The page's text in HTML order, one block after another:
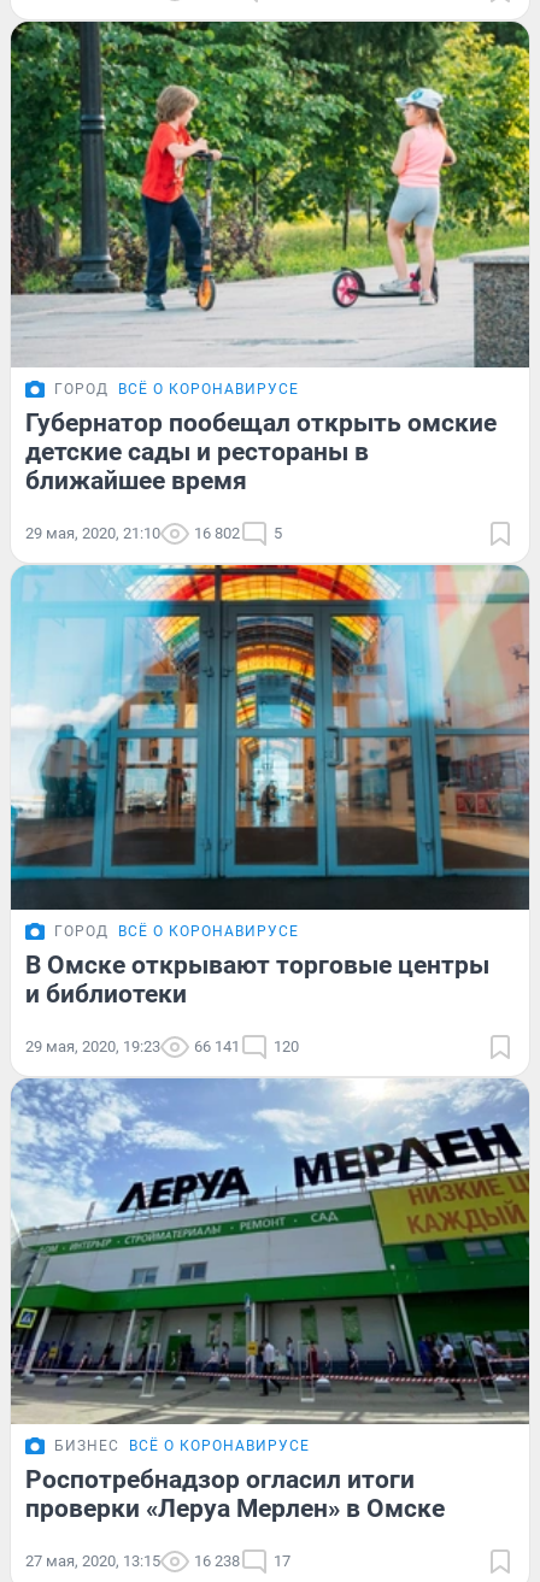
ГОРОД ВСЁ О КОРОНАВИРУСЕ
Губернатор пообещал открыть омские
детские сады и рестораны в
ближайшее время
29 мая, 2020, 21:10 16 802 5
ГОРОД ВСЁ О КОРОНАВИРУСЕ
В Омске открывают торговые центры
и библиотеки
29 мая, 2020, 19:23 66 141 120
БИЗНЕС ВСЁ О КОРОНАВИРУСЕ
Роспотребнадзор огласил итоги
проверки «Леруа Мерлен» в Омске
27 мая, 2020, 13:15 16 238 17